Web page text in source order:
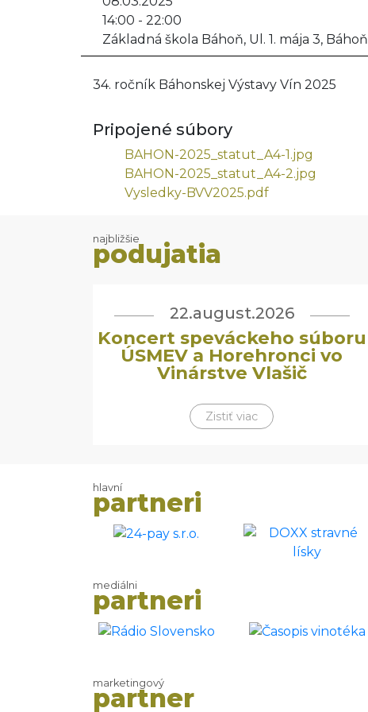
14:00 - 22:00
Základná škola Báhoň, Ul. 1. mája 3, Báhoň
34. ročník Báhonskej Výstavy Vín 2025
Pripojené súbory
BAHON-2025_statut_A4-1.jpg
BAHON-2025_statut_A4-2.jpg
Vysledky-BVV2025.pdf
najbližšie
podujatia
22.august.2026
Koncert speváckeho súboru
ÚSMEV a Horehronci vo
Vinárstve Vlašič
Zistiť viac
hlavní
partneri
mediálni
partneri
marketingový
partner